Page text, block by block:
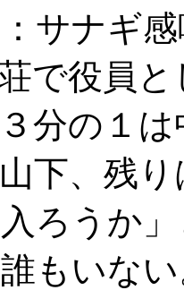
サナギ
荘で役員
分の１
下、残
ろうか
もいな